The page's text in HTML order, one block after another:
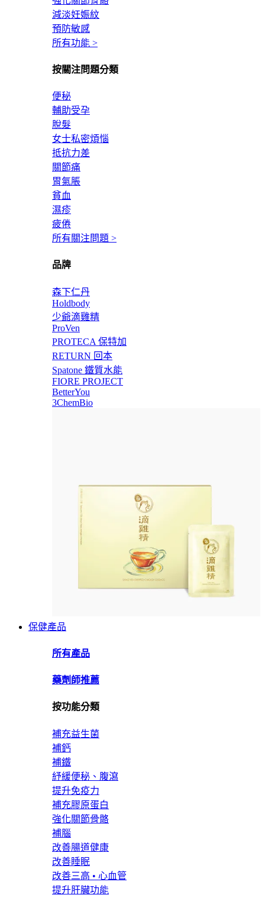
減淡妊娠紋
預防敏感
所有功能 >
按關注問題分類
便秘
輔助受孕
脫髮
女士私密煩惱
抵抗力差
關節痛
胃氣脹
貧血
濕疹
疲倦
所有關注問題 >
品牌
森下仁丹
Holdbody
少爺滴雞精
ProVen
PROTECA 保特加
RETURN 回本
Spatone 鐵質水能
FIORE PROJECT
BetterYou
3ChemBio
保健產品
所有產品
藥劑師推薦
按功能分類
補充益生菌
補鈣
補鐵
紓緩便秘、腹瀉
提升免疫力
補充膠原蛋白
強化關節骨骼
補腦
改善腸道健康
改善睡眠
改善三高 • 心血管
提升肝臟功能